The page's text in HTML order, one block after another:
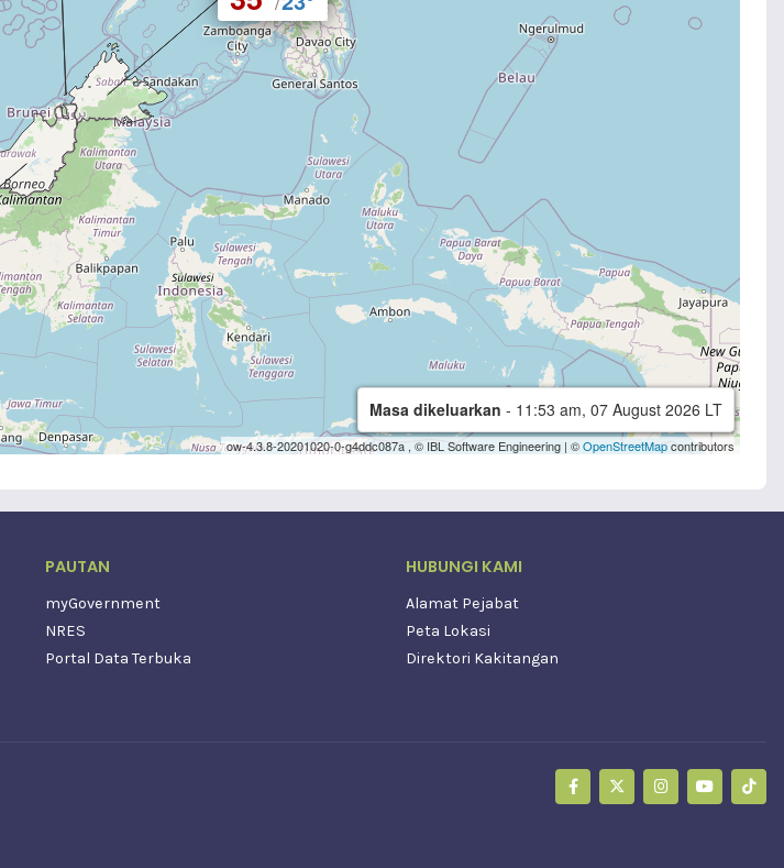
PAUTAN
myGovernment
NRES
Portal Data Terbuka
HUBUNGI KAMI
Alamat Pejabat
Peta Lokasi
Direktori Kakitangan